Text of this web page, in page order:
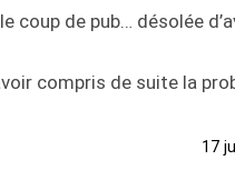
coup de pub… désolée
compris de suite la
17